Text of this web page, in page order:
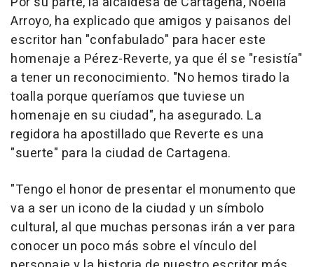
Arroyo, ha explicado que amigos y paisanos del
escritor han "confabulado" para hacer este
homenaje a Pérez-Reverte, ya que él se "resistía"
a tener un reconocimiento. "No hemos tirado la
toalla porque queríamos que tuviese un
homenaje en su ciudad", ha asegurado. La
regidora ha apostillado que Reverte es una
"suerte" para la ciudad de Cartagena.
"Tengo el honor de presentar el monumento que
va a ser un icono de la ciudad y un símbolo
cultural, al que muchas personas irán a ver para
conocer un poco más sobre el vínculo del